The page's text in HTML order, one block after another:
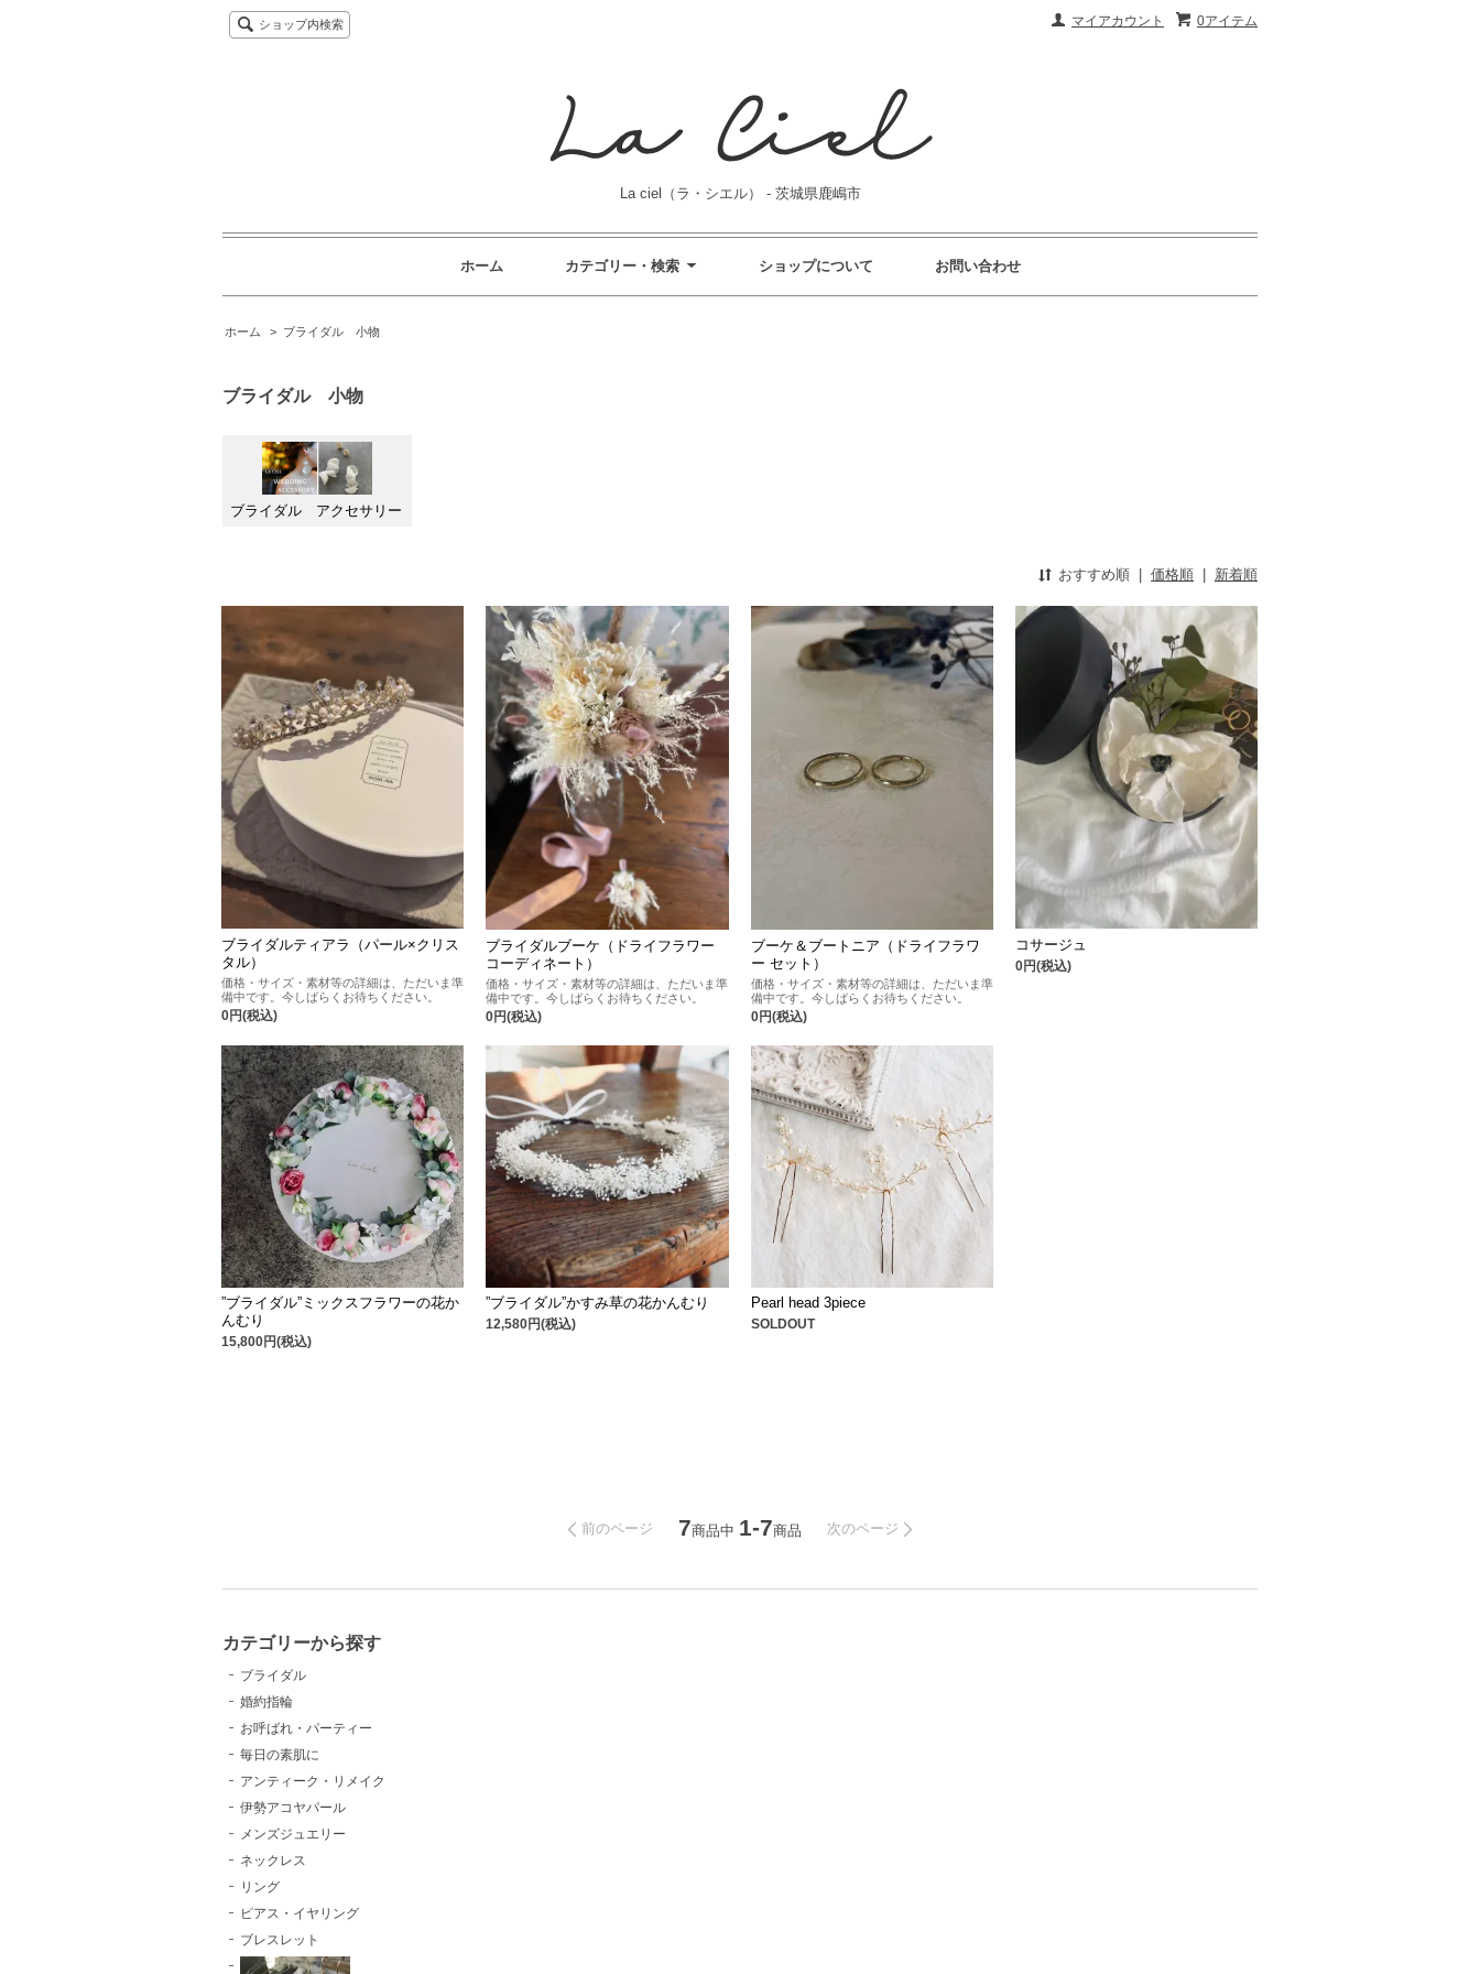
0アイテム
マイアカウント
ショップ内検索
La ciel（ラ・シエル） - 茨城県鹿嶋市
ホーム カテゴリー・検索 ショップについて お問い合わせ
ホーム > ブライダル 小物
ブライダル 小物
ブライダル アクセサリー
おすすめ順 | 価格順 | 新着順
ブライダルティアラ（パール×クリス
タル）
価格・サイズ・素材等の詳細は、ただいま準
備中です。今しばらくお待ちください。
0円(税込)
ブライダルブーケ（ドライフラワー
コーディネート）
価格・サイズ・素材等の詳細は、ただいま準
備中です。今しばらくお待ちください。
0円(税込)
ブーケ＆ブートニア（ドライフラワ
ー セット）
価格・サイズ・素材等の詳細は、ただいま準
備中です。今しばらくお待ちください。
0円(税込)
コサージュ
0円(税込)
”ブライダル”ミックスフラワーの花か
んむり
15,800円(税込)
”ブライダル”かすみ草の花かんむり
12,580円(税込)
Pearl head 3piece
SOLDOUT
前のページ 7商品中 1-7商品 次のページ
カテゴリーから探す
ブライダル
婚約指輪
お呼ばれ・パーティー
毎日の素肌に
アンティーク・リメイク
伊勢アコヤパール
メンズジュエリー
ネックレス
リング
ピアス・イヤリング
ブレスレット